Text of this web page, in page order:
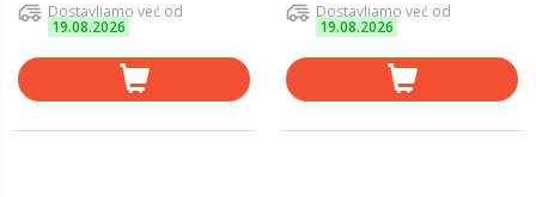
Dostavljamo već od
19.08.2026
Dostavljamo već od
19.08.2026